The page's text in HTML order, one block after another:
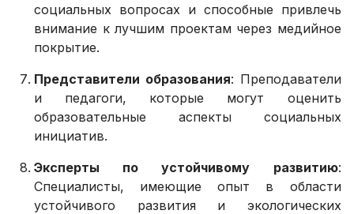
социальных вопросах и способные привлечь
внимание к лучшим проектам через медийное
покрытие.
Представители образования: Преподаватели
и педагоги, которые могут оценить
образовательные аспекты социальных
инициатив.
Эксперты по устойчивому развитию:
Специалисты, имеющие опыт в области
устойчивого развития и экологических